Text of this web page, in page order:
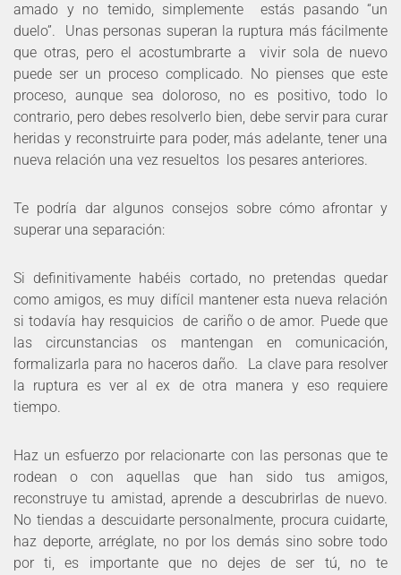
amado y no temido, simplemente estás pasando “un
duelo”. Unas personas superan la ruptura más fácilmente
que otras, pero el acostumbrarte a vivir sola de nuevo
puede ser un proceso complicado. No pienses que este
proceso, aunque sea doloroso, no es positivo, todo lo
contrario, pero debes resolverlo bien, debe servir para curar
heridas y reconstruirte para poder, más adelante, tener una
nueva relación una vez resueltos los pesares anteriores.
Te podría dar algunos consejos sobre cómo afrontar y
superar una separación:
Si definitivamente habéis cortado, no pretendas quedar
como amigos, es muy difícil mantener esta nueva relación
si todavía hay resquicios de cariño o de amor. Puede que
las circunstancias os mantengan en comunicación,
formalizarla para no haceros daño. La clave para resolver
la ruptura es ver al ex de otra manera y eso requiere
tiempo.
Haz un esfuerzo por relacionarte con las personas que te
rodean o con aquellas que han sido tus amigos,
reconstruye tu amistad, aprende a descubrirlas de nuevo.
No tiendas a descuidarte personalmente, procura cuidarte,
haz deporte, arréglate, no por los demás sino sobre todo
por ti, es importante que no dejes de ser tú, no te